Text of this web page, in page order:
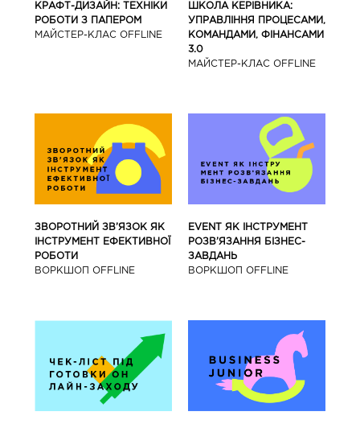
КРАФТ-ДИЗАЙН: ТЕХНІКИ
РОБОТИ З ПАПЕРОМ
МАЙCТЕР-КЛАС OFFLINE
ШКОЛА КЕРІВНИКА:
УПРАВЛІННЯ ПРОЦЕСАМИ,
КОМАНДАМИ, ФІНАНСАМИ
3.0
МАЙCТЕР-КЛАС OFFLINE
ЗВОРОТНИЙ ЗВ’ЯЗОК ЯК
ІНСТРУМЕНТ ЕФЕКТИВНОЇ
РОБОТИ
ВОРКШОП OFFLINE
EVENT ЯК ІНСТРУМЕНТ
РОЗВ’ЯЗАННЯ БІЗНЕС-
ЗАВДАНЬ
ВОРКШОП OFFLINE